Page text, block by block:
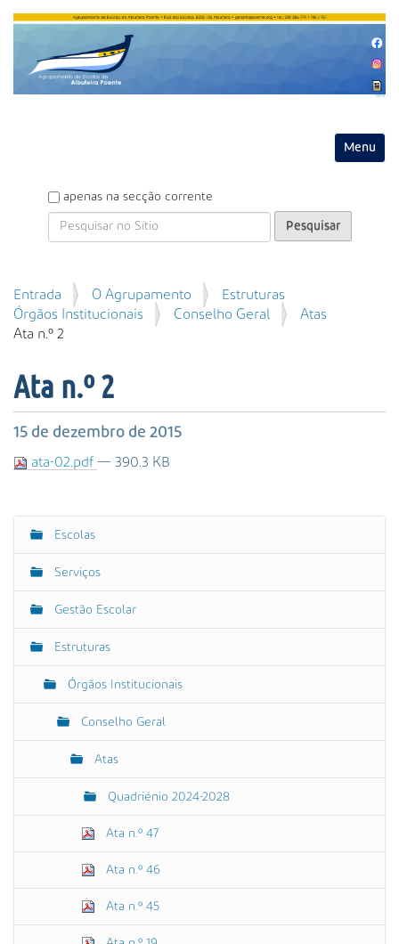
Toggle
P
e
i
s
a
apenas na secção corrente
P
e
s
a
v
Entrada O Agrupamento
Estruturas
Órgãos Institucionais
Conselho Geral
Atas
Ata n.º 2
Ata n.º 2
15 de dezembro de 2015
ata-02.pdf — 390.3 KB
N
e
a
Escolas
Serviços
Gestão Escolar
Estruturas
Órgãos Institucionais
Conselho Geral
Atas
Quadriénio 2024-2028
Ata n.º 47
Ata n.º 46
Ata n.º 45